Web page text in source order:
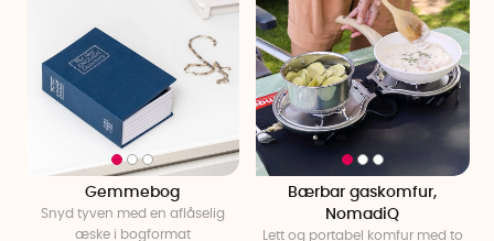
Gemmebog
Snyd tyven med en aflåselig
æske i bogformat
Bærbar gaskomfur,
NomadiQ
Lett og portabel komfur med to